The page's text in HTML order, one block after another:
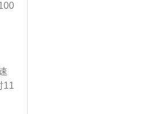
11